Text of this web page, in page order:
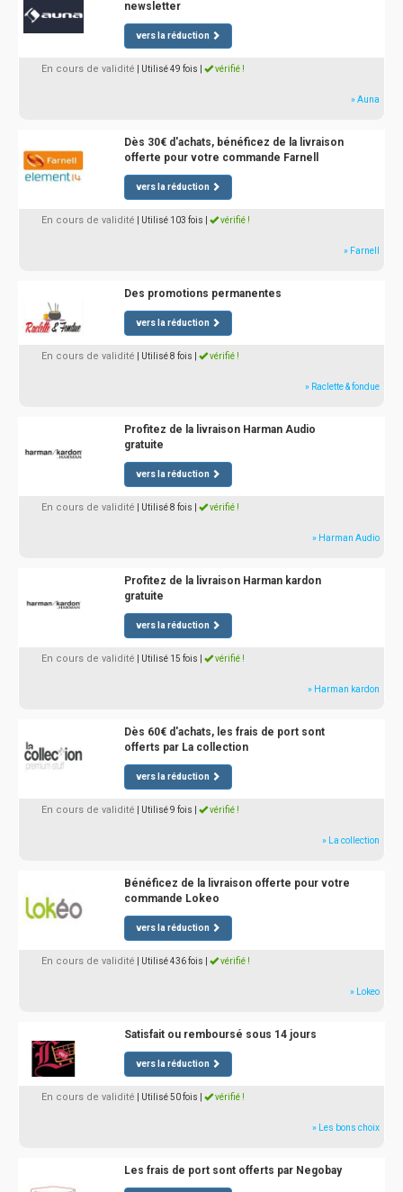
newsletter
vers la réduction
En cours de validité | Utilisé 49 fois vérifié !
» Auna
Dès 30€ d'achats, bénéficez de la livraison
offerte pour votre commande Farnell
vers la réduction
En cours de validité | Utilisé 103 fois vérifié !
» Farnell
Des promotions permanentes
vers la réduction
En cours de validité | Utilisé 8 fois vérifié !
» Raclette & fondue
Profitez de la livraison Harman Audio
gratuite
vers la réduction
En cours de validité | Utilisé 8 fois vérifié !
» Harman Audio
Profitez de la livraison Harman kardon
gratuite
vers la réduction
En cours de validité | Utilisé 15 fois vérifié !
» Harman kardon
Dès 60€ d'achats, les frais de port sont
offerts par La collection
vers la réduction
En cours de validité | Utilisé 9 fois vérifié !
» La collection
Bénéficez de la livraison offerte pour votre
commande Lokeo
vers la réduction
En cours de validité | Utilisé 436 fois vérifié !
» Lokeo
Satisfait ou remboursé sous 14 jours
vers la réduction
En cours de validité | Utilisé 50 fois vérifié !
» Les bons choix
Les frais de port sont offerts par Negobay